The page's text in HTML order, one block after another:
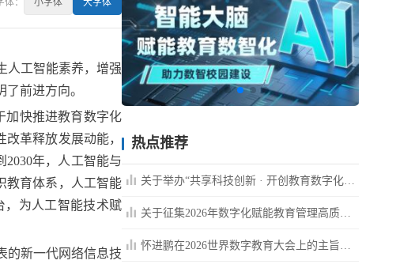
体： 小字体 大字体
工智能素养，增强
前进方向。
快推进教育数字化
革释放发展动能，
2030年，人工智能与
教育体系，人工智能
为人工智能技术赋
新一代网络信息技
热点推荐